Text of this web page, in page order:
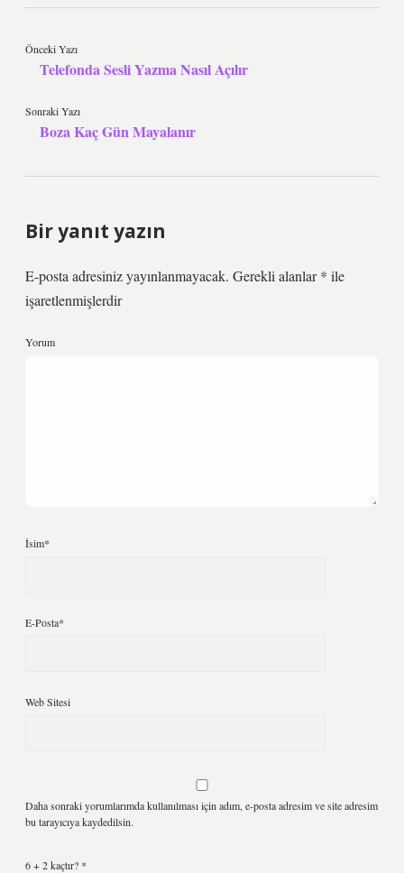
Önceki Yazı
Telefonda Sesli Yazma Nasıl Açılır
Sonraki Yazı
Boza Kaç Gün Mayalanır
Bir yanıt yazın
E-posta adresiniz yayınlanmayacak. Gerekli alanlar* ile
işaretlenmişlerdir
Yorum
İsim*
E-Posta*
Web Sitesi
Daha sonraki yorumlarımda kullanılması için adım, e-posta adresim ve site adresim
bu tarayıcıya kaydedilsin.
6 + 2 kaçtır? *